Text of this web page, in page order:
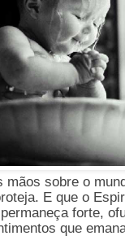
mãos sobre o
E que o
forte,
que